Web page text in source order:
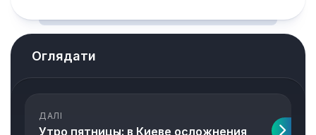
Оглядати
ДАЛІ
Утро пятницы: в Киеве осложнения